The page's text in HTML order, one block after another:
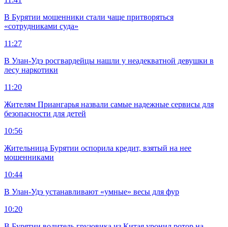
В Бурятии мошенники стали чаще притворяться
«сотрудниками суда»
11:27
В Улан-Удэ росгвардейцы нашли у неадекватной девушки в
лесу наркотики
11:20
Жителям Приангарья назвали самые надежные сервисы для
безопасности для детей
10:56
Жительница Бурятии оспорила кредит, взятый на нее
мошенниками
10:44
В Улан-Удэ устанавливают «умные» весы для фур
10:20